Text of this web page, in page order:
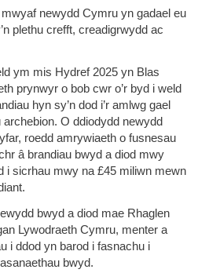
newydd Cymru yn gadael eu
plethu crefft, creadigrwydd ac
ym mis Hydref 2025 yn Blas
prynwyr o bob cwr o’r byd i weld
hyn sy’n dod i’r amlwg gael
O ddiodydd newydd
roedd amrywiaeth o fusnesau
â brandiau bwyd a diod mwy
i sicrhau mwy na £45 miliwn mewn
bwyd a diod mae Rhaglen
Lywodraeth Cymru, menter a
i ddod yn barod i fasnachu i
bwyd.